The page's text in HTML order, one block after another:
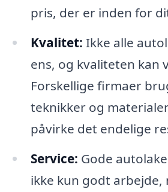
pris, der er inden for
Kvalitet: Ikke alle
ens, og kvaliteten kan
Forskellige firmaer
teknikker og
påvirke det endelige
Service: Gode
ikke kun godt arbejde,